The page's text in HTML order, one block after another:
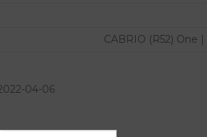
CABRIO (R52) One
04-06